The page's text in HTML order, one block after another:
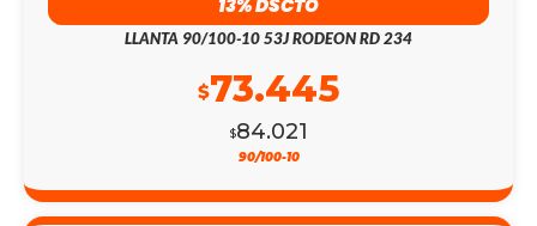
LLANTA 90/100-10 53J RODEON RD 234
$84.021
$73.445
90/100-10